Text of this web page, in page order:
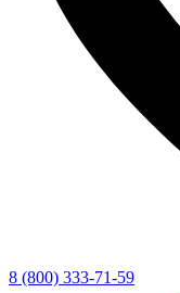
8 (800) 333-71-59